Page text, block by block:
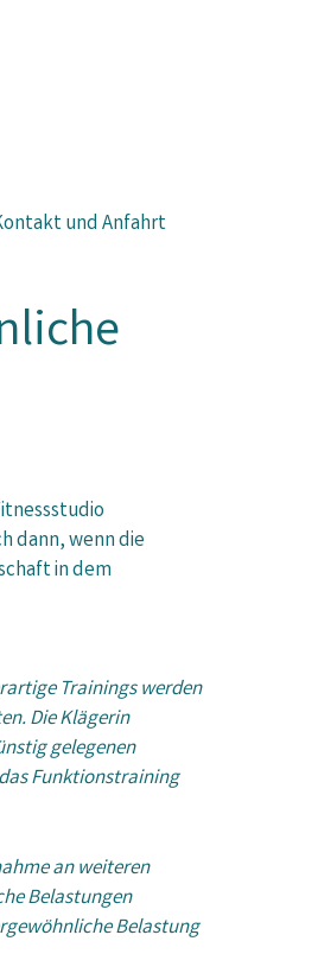
und Anfahrt
dann, wenn die
in dem
Trainings werden
Die Klägerin
gelegenen
Funktionstraining
an weiteren
Belastungen
Belastung